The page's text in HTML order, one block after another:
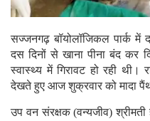
सज्जनगढ़ बॉयोलॉजिकल पार्क में
दस दिनों से खाना पीना बंद कर
स्वास्थ्य में गिरावट हो रही थी।
देखते हुए आज शुक्रवार को मादा
उप वन संरक्षक (वन्यजीव)